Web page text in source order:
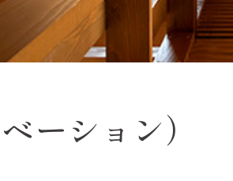
ーション）